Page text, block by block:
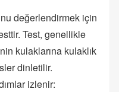
değerlendirmek için
Test, genellikle
kulaklarına kulaklık
dinletilir.
izlenir: